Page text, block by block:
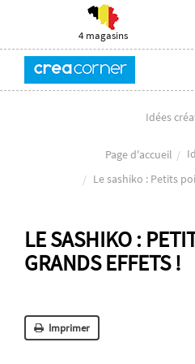
4 magasins
Idées
Page d'accueil
Le sashiko : Petits
LE SASHIKO :
GRANDS EFFETS !
Imprimer